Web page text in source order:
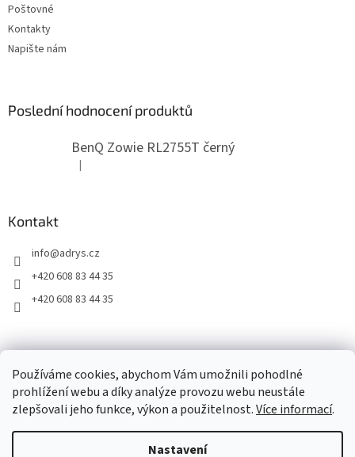
Používáme cookies, abychom Vám umožnili pohodlné
prohlížení webu a díky analýze provozu webu neustále
zlepšovali jeho funkce, výkon a použitelnost.Více informací.
Nastavení
Poštovné
Kontakty
Napište nám
Poslední hodnocení produktů
BenQ Zowie RL2755T černý
Hodnocení produktu je 5 z 5 hvězdiček.
|
Kontakt
info@adrys.cz
+420 608 83 44 35
+420 608 83 44 35